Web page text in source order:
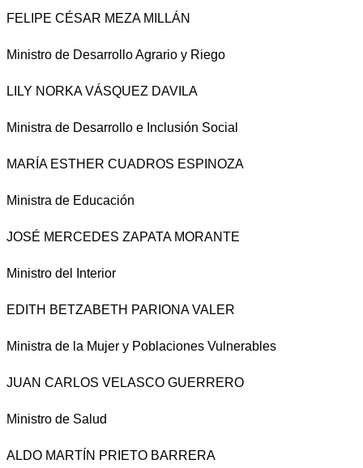
FELIPE CÉSAR MEZA MILLÁN
Ministro de Desarrollo Agrario y Riego
LILY NORKA VÁSQUEZ DAVILA
Ministra de Desarrollo e Inclusión Social
MARÍA ESTHER CUADROS ESPINOZA
Ministra de Educación
JOSÉ MERCEDES ZAPATA MORANTE
Ministro del Interior
EDITH BETZABETH PARIONA VALER
Ministra de la Mujer y Poblaciones Vulnerables
JUAN CARLOS VELASCO GUERRERO
Ministro de Salud
ALDO MARTÍN PRIETO BARRERA